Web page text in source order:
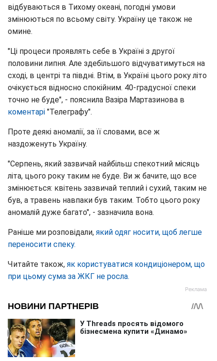
відбуваються в Тихому океані, погодні умови
змінюються по всьому світу. Україну це також не
омине.
"Ці процеси проявлять себе в Україні з другої
половини липня. Але здебільшого відчуватимуться на
сході, в центрі та півдні. Втім, в Україні цього року літо
очікується відносно спокійним. 40-градусної спеки
точно не буде", - пояснила Вазіра Мартазинова в
коментарі "Телеграфу".
Проте деякі аномалії, за її словами, все ж
наздоженуть Україну.
"Серпень, який зазвичай найбільш спекотний місяць
літа, цього року таким не буде. Ви ж бачите, що все
змінюється: квітень зазвичай теплий і сухий, таким не
був, а травень навпаки був таким. Тобто цього року
аномалій дуже багато", - зазначила вона.
Раніше ми розповідали, який одяг носити, щоб легше
переносити спеку.
Читайте також, як користуватися кондиціонером, що
при цьому сума за ЖКГ не росла.